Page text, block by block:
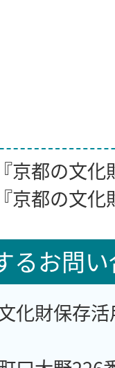
京都の文
京都の文
るお問
化財保存活